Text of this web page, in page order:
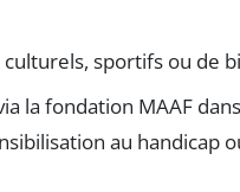
sportifs ou de
la fondation MAAF
au handicap